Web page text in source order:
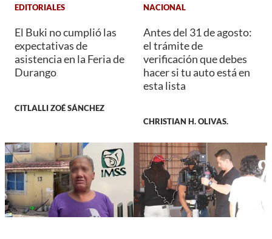
EDITORIALES
El Buki no cumplió las
expectativas de
asistencia en la Feria de
Durango
CITLALLI ZOÉ SÁNCHEZ
NACIONAL
Antes del 31 de agosto:
el trámite de
verificación que debes
hacer si tu auto está en
esta lista
CHRISTIAN H. OLIVAS.